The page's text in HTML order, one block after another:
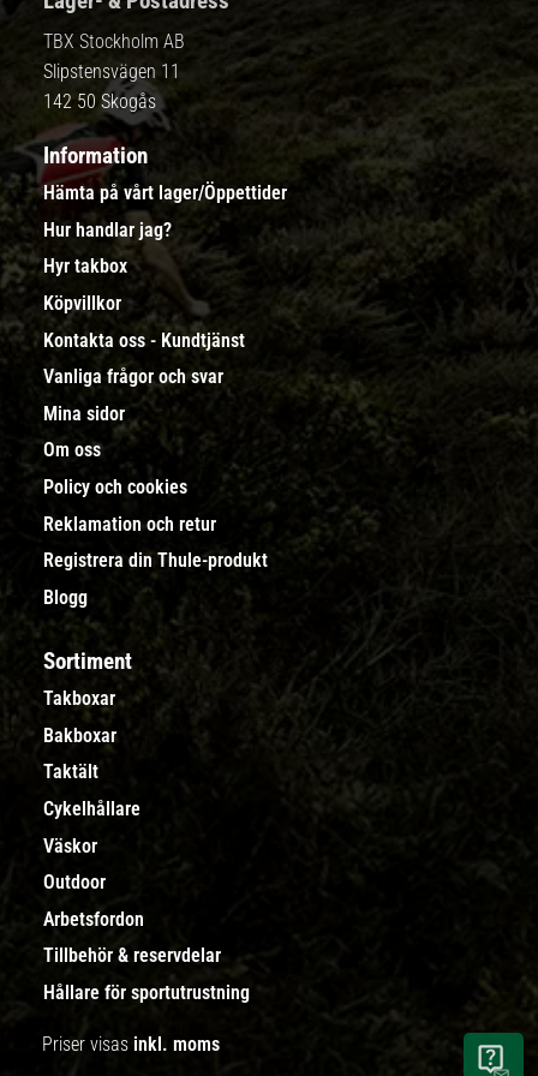
TBX Stockholm AB
Slipstensvägen 11
142 50 Skogås
Information
Hämta på vårt lager/Öppettider
Hur handlar jag?
Hyr takbox
Köpvillkor
Kontakta oss - Kundtjänst
Vanliga frågor och svar
Mina sidor
Om oss
Policy och cookies
Reklamation och retur
Registrera din Thule-produkt
Blogg
Sortiment
Takboxar
Bakboxar
Taktält
Cykelhållare
Väskor
Outdoor
Arbetsfordon
Tillbehör & reservdelar
Hållare för sportutrustning
Priser visas inkl. moms